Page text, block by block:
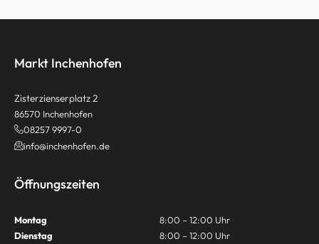
Markt Inchenhofen
Zisterzienserplatz 2
86570 Inchenhofen
08257 9997-0
info@inchenhofen.de
Öffnungszeiten
Montag
8:00 – 12:00 Uhr
Dienstag
8:00 – 12:00 Uhr